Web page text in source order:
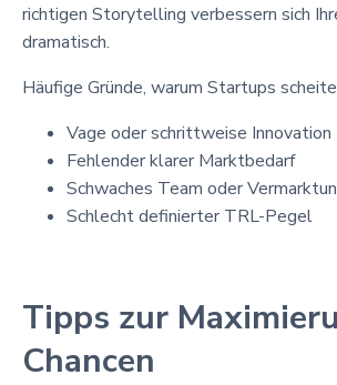
richtigen Storytelling verbessern sich
dramatisch.
Häufige Gründe, warum Startups
Vage oder schrittweise Innovation
Fehlender klarer Marktbedarf
Schwaches Team oder
Schlecht definierter TRL-Pegel
Tipps zur
Chancen